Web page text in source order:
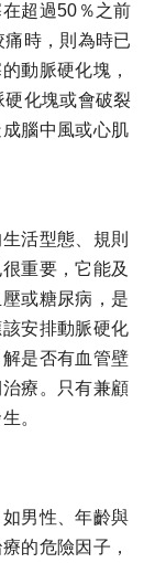
超過50％之前
時，則為時已
動脈硬化塊，
化塊或會破裂
腦中風或心肌
活型態、規則
重要，它能及
或糖尿病，是
安排動脈硬化
是否有血管壁
療。只有兼顧
。
男性、年齡與
的危險因子，